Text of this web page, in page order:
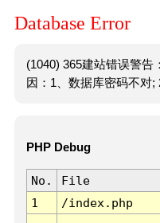
Database Error
(1040) 365建站错误警告
因：1、数据库密码不对;
PHP Debug
No. File
1
/index.php